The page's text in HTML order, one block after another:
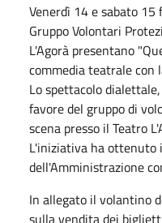
Venerdì 14 e sabato
Gruppo Volontari
L'Agorà presentano
commedia teatrale con
Lo spettacolo
favore del gruppo di
scena presso il Teatro
L'iniziativa ha ottenuto
dell'Amministrazione
In allegato il volantino
sulla vendita dei